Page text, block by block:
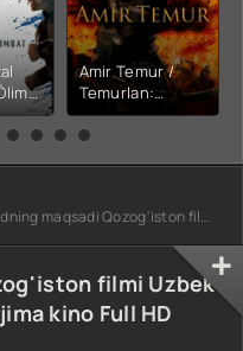
Amir Temur /
Temurlan:
Fathchining
yuksalishi
tarjima kino Full
HD tas-ix
Qozog'iston filmi Uzbek tilida O'zbekcha 2023 tarjima kino Full HD
filmi Uzbek
kino Full HD